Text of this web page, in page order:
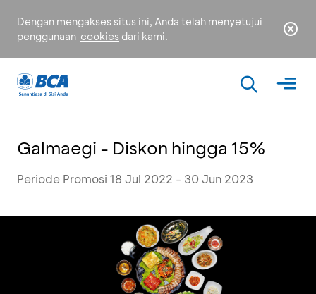
Dengan mengakses situs ini, Anda telah menyetujui
penggunaan cookies dari kami.
Galmaegi - Diskon hingga 15%
Periode Promosi 18 Jul 2022 - 30 Jun 2023